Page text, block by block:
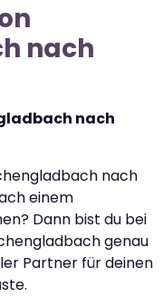
nach
nach
nach
einem
Dann bist du bei
genau
Partner für deinen